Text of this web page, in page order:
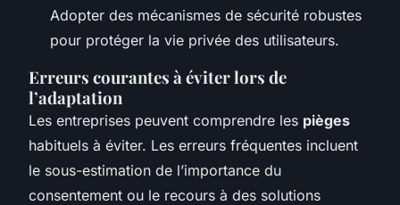
Adopter des mécanismes de sécurité robustes
pour protéger la vie privée des utilisateurs.
Erreurs courantes à éviter lors de
l’adaptation
Les entreprises peuvent comprendre les pièges
habituels à éviter. Les erreurs fréquentes incluent
le sous-estimation de l’importance du
consentement ou le recours à des solutions